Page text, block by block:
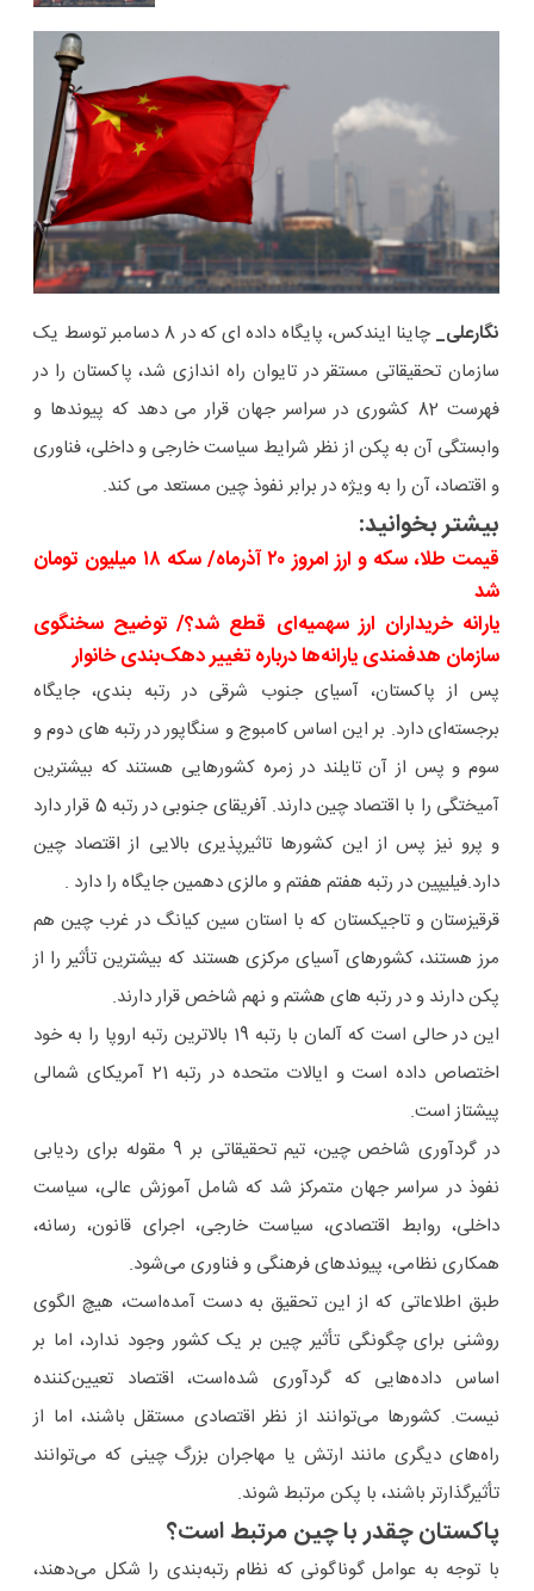
نگارعلی_
چاینا ایندکس، پایگاه داده ای که در 8 دسامبر توسط یک
سازمان تحقیقاتی مستقر در تایوان راه اندازی شد، پاکستان را در
فهرست 82 کشوری در سراسر جهان قرار می دهد که پیوندها و
وابستگی آن به پکن از نظر شرایط سیاست خارجی و داخلی، فناوری
و اقتصاد، آن را به ویژه در برابر نفوذ چین مستعد می کند.
بیشتر بخوانید:
قیمت طلا، سکه و ارز امروز ۲۰ آذرماه/ سکه ۱۸ میلیون تومان
شد
یارانه خریداران ارز سهمیه‌ای قطع شد؟/ توضیح سخنگوی
سازمان هدفمندی یارانه‌ها درباره تغییر دهک‌بندی خانوار
پس از پاکستان، آسیای جنوب شرقی در رتبه بندی، جایگاه
برجسته‌ای دارد. بر این اساس کامبوج و سنگاپور در رتبه های دوم و
سوم و پس از آن تایلند در زمره کشورهایی هستند که بیشترین
آمیختگی را با اقتصاد چین دارند. آفریقای جنوبی در رتبه 5 قرار دارد
و پرو نیز پس از این کشورها تاثیرپذیری بالایی از اقتصاد چین
دارد.فیلیپین در رتبه هفتم هفتم و مالزی دهمین جایگاه را دارد .
قرقیزستان و تاجیکستان که با استان سین کیانگ در غرب چین هم
مرز هستند، کشورهای آسیای مرکزی هستند که بیشترین تأثیر را از
پکن دارند و در رتبه های هشتم و نهم شاخص قرار دارند.
این در حالی است که آلمان با رتبه 19 بالاترین رتبه اروپا را به خود
اختصاص داده است و ایالات متحده در رتبه 21 آمریکای شمالی
پیشتاز است.
در گردآوری شاخص چین، تیم تحقیقاتی بر 9 مقوله برای ردیابی
نفوذ در سراسر جهان متمرکز شد که شامل آموزش عالی، سیاست
داخلی، روابط اقتصادی، سیاست خارجی، اجرای قانون، رسانه،
همکاری نظامی، پیوندهای فرهنگی و فناوری می‌شود.
طبق اطلاعاتی که از این تحقیق به دست آمده‌است، هیچ الگوی
روشنی برای چگونگی تأثیر چین بر یک کشور وجود ندارد، اما بر
اساس داده‌هایی که گردآوری شده‌است، اقتصاد تعیین‌کننده
نیست. کشورها می‌توانند از نظر اقتصادی مستقل باشند، اما از
راه‌های دیگری مانند ارتش یا مهاجران بزرگ چینی که می‌توانند
تأثیرگذارتر باشند، با پکن مرتبط شوند.
پاکستان چقدر با چین مرتبط است؟
با توجه به عوامل گوناگونی که نظام رتبه‌بندی را شکل می‌دهند،